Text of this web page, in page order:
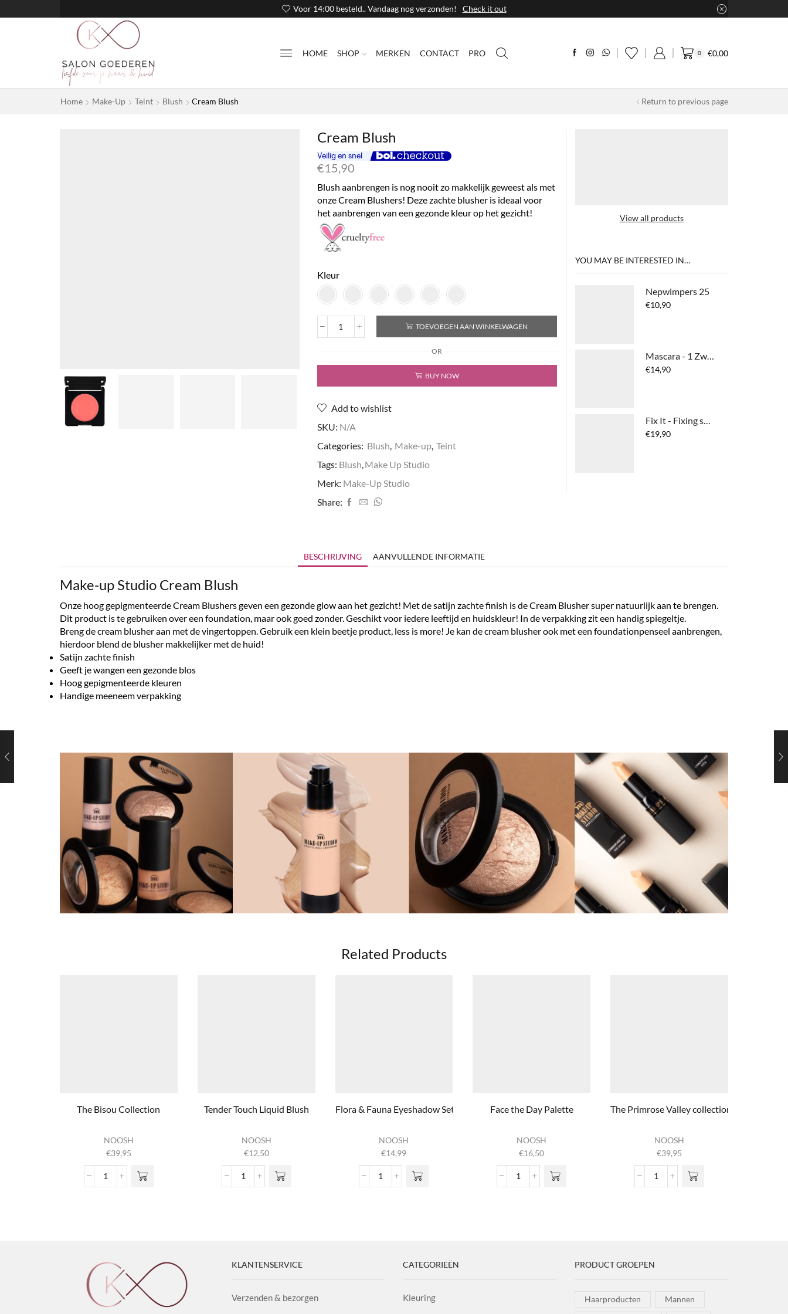
Voor 14:00 besteld.. Vandaag nog verzonden! Check it out
HOME SHOP MERKEN CONTACT PRO 0 €0,00
Home Make-Up Teint Blush Cream Blush Return to previous page
Cream Blush
€15,90
Blush aanbrengen is nog nooit zo makkelijk geweest als met
onze Cream Blushers! Deze zachte blusher is ideaal voor
het aanbrengen van een gezonde kleur op het gezicht!
Kleur
Cream
TOEVOEGEN AAN WINKELWAGEN
OR
BUY NOW
Add to wishlist
SKU: N/A
Categories: Blush, Make-up, Teint
Tags: Blush,Make Up Studio
Merk: Make-Up Studio
Share:
View all products
YOU MAY BE INTERESTED IN…
Nepwimpers 25
€10,90
Mascara - 1 Zwart
€14,90
Fix It - Fixing spray
€19,90
BESCHRIJVING AANVULLENDE INFORMATIE
Make-up Studio Cream Blush
Onze hoog gepigmenteerde Cream Blushers geven een gezonde glow aan het gezicht! Met de satijn zachte finish is de Cream Blusher super natuurlijk aan te brengen.
Dit product is te gebruiken over een foundation, maar ook goed zonder. Geschikt voor iedere leeftijd en huidskleur! In de verpakking zit een handig spiegeltje.
Breng de cream blusher aan met de vingertoppen. Gebruik een klein beetje product, less is more! Je kan de cream blusher ook met een foundationpenseel aanbrengen,
hierdoor blend de blusher makkelijker met de huid!
Satijn zachte finish
Geeft je wangen een gezonde blos
Hoog gepigmenteerde kleuren
Handige meeneem verpakking
Related Products
The Bisou Collection
NOOSH
€39,95
The Bisou Collection
Tender Touch Liquid Blush
NOOSH
€12,50
Tender Touch Liquid Blush
Flora & Fauna Eyeshadow Set
NOOSH
€14,99
Flora & Fauna Eyeshadow Set
Face the Day Palette
NOOSH
€16,50
Face the Day Palette
The Primrose Valley collection
NOOSH
€39,95
The Primrose Valley collection
KLANTENSERVICE
Verzenden & bezorgen
CATEGORIEËN
Kleuring
PRODUCT GROEPEN
Haarproducten Mannen